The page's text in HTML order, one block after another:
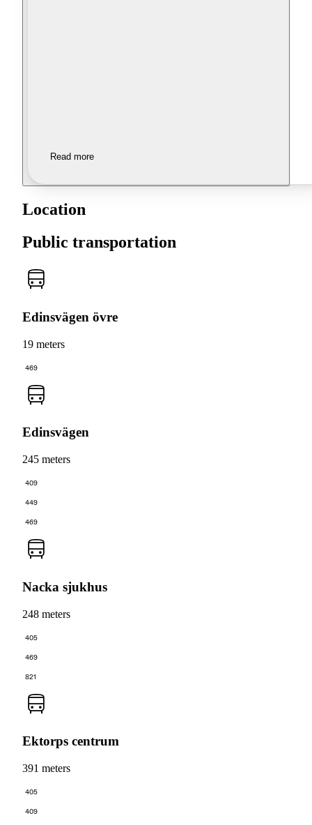
Read more
Location
Public transportation
Edinsvägen övre
19 meters
469
Edinsvägen
245 meters
409
449
469
Nacka sjukhus
248 meters
405
469
821
Ektorps centrum
391 meters
405
409